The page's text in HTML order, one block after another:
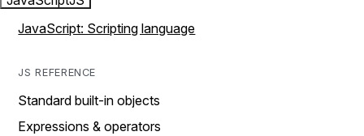
JavaScript: Scripting language
JS REFERENCE
Standard built-in objects
Expressions & operators